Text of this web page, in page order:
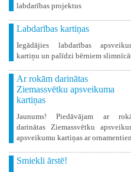
labdarības projektus
Labdarības kartiņas
Iegādājies labdarības
kartiņu un palīdzi bērniem
Ar rokām darinātas
Ziemassvētku apsveikuma
kartiņas
Jaunums! Piedāvājam ar
darinātas Ziemassvētku
apsveikumu kartiņas ar
Smiekli ārstē!